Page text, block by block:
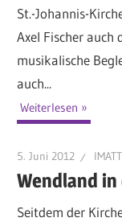
St.-Johannis-
Axel Fischer auch
musikalische
auch...
Weiterlesen
5. Juni 2012 IMATT
Wendland
Seitdem der